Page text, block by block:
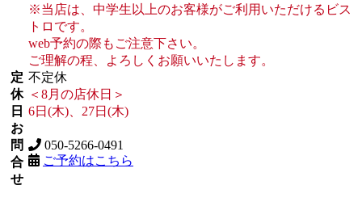
※当店は、中学生以上のお客様がご利用いただけるビス
トロです。
web予約の際もご注意下さい。
ご理解の程、よろしくお願いいたします。
定
休
日
不定休
＜8月の店休日＞
6日(木)、27日(木)
お
問
合
せ
050-5266-0491
ご予約はこちら